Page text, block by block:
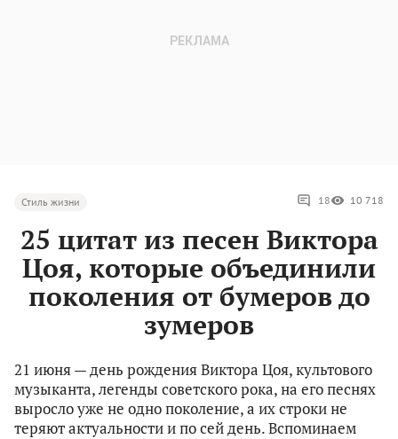
Стиль жизни 18 10 718
25 цитат из песен Виктора
Цоя, которые объединили
поколения от бумеров до
зумеров
21 июня — день рождения Виктора Цоя, культового
музыканта, легенды советского рока, на его песнях
выросло уже не одно поколение, а их строки не
теряют актуальности и по сей день. Вспоминаем